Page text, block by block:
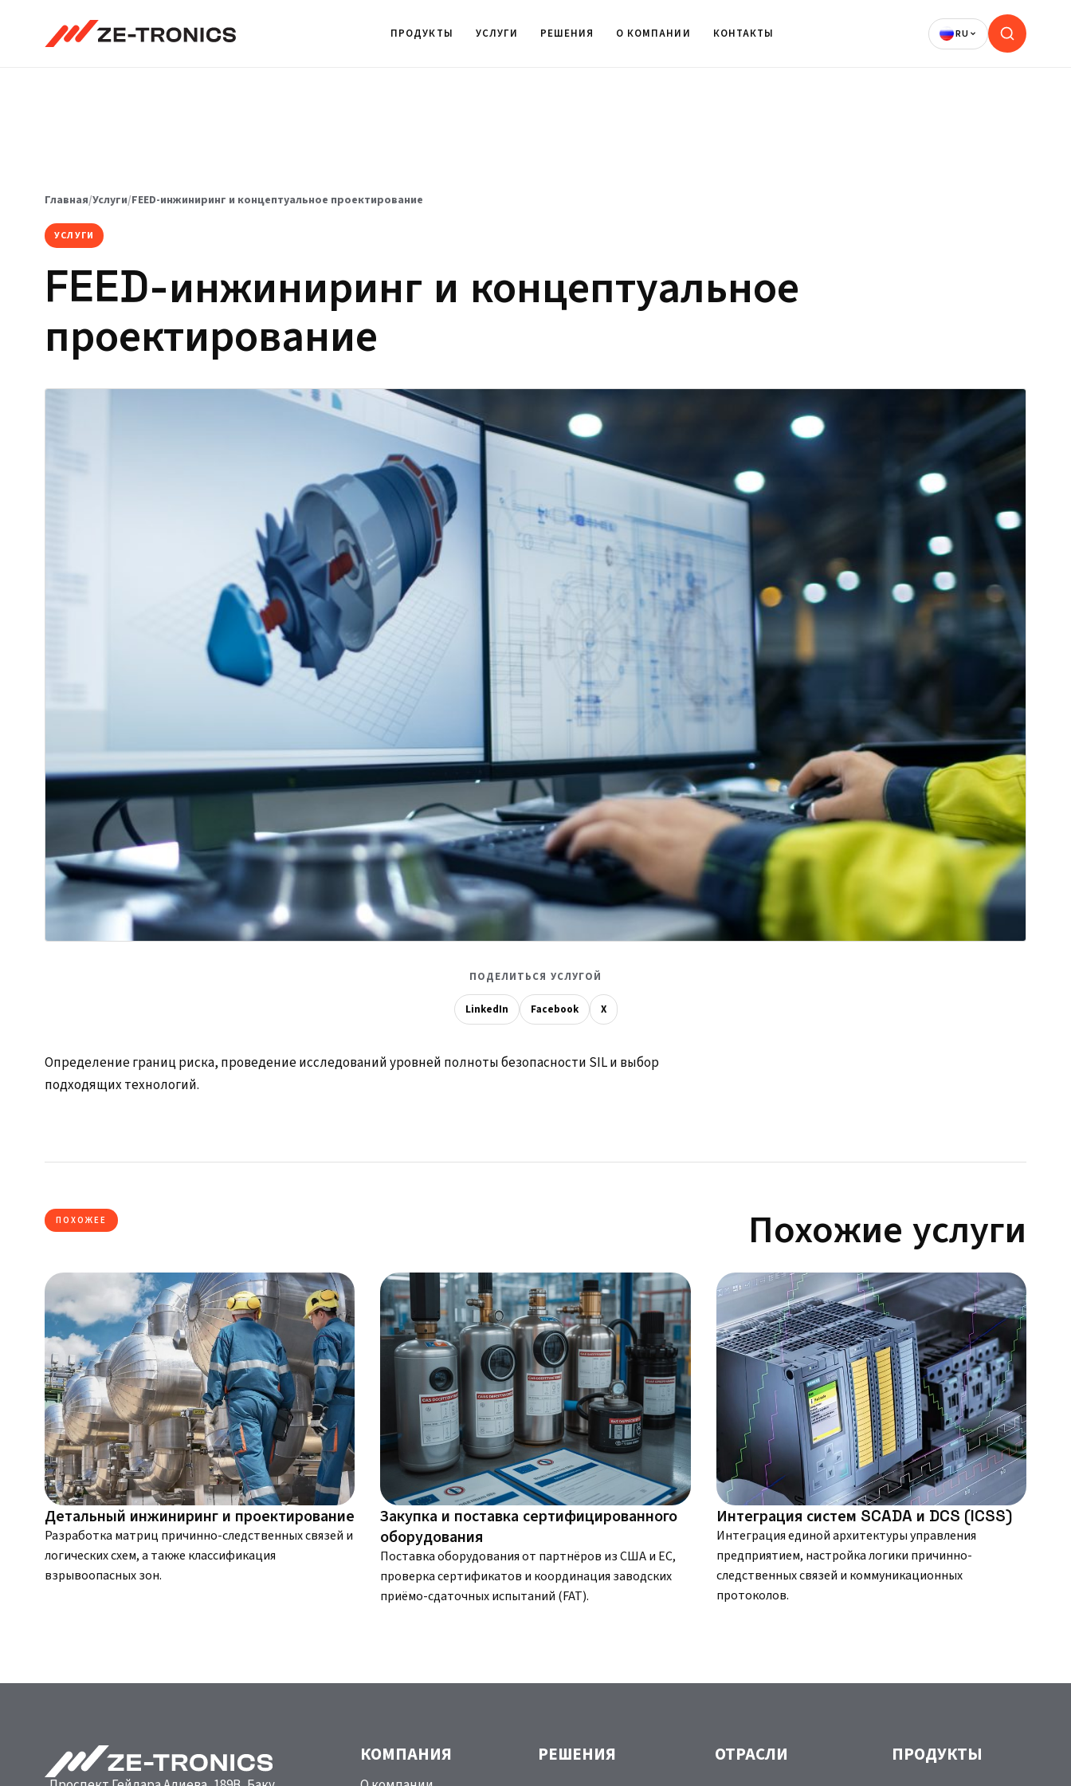
содержимому
ПРОДУКТЫ УСЛУГИ РЕШЕНИЯ О КОМПАНИИ КОНТАКТЫ
Главная/Услуги/FEED-инжиниринг и концептуальное проектирование
УСЛУГИ
FEED-инжиниринг и концептуальное
проектирование
ПОДЕЛИТЬСЯ УСЛУГОЙ
LinkedIn Facebook X
Определение границ риска, проведение исследований уровней полноты безопасности SIL и выбор
подходящих технологий.
ПОХОЖЕЕ Похожие услуги
Детальный инжиниринг и проектирование
Разработка матриц причинно-следственных связей и
логических схем, а также классификация
взрывоопасных зон.
Закупка и поставка сертифицированного
оборудования
Поставка оборудования от партнёров из США и ЕС,
проверка сертификатов и координация заводских
приёмо-сдаточных испытаний (FAT).
Интеграция систем SCADA и DCS (ICSS)
Интеграция единой архитектуры управления
предприятием, настройка логики причинно-
следственных связей и коммуникационных
протоколов.
КОМПАНИЯ РЕШЕНИЯ ОТРАСЛИ ПРОДУКТЫ